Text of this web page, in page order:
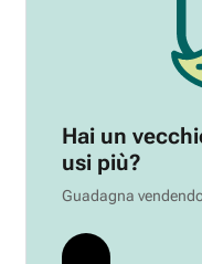
Hai un
usi più?
Guadagna